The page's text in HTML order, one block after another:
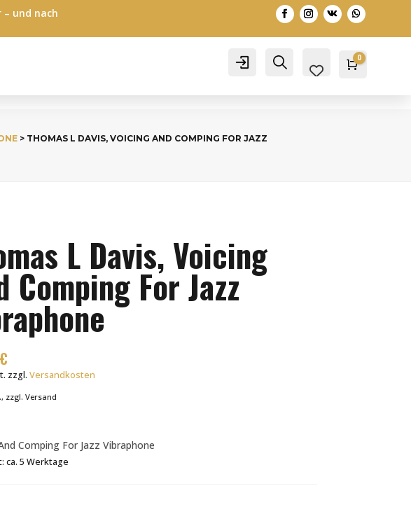
– und nach
Account Search 0
> THOMAS L DAVIS, VOICING AND COMPING FOR JAZZ
L Davis, Voicing
Comping For Jazz
€
zzgl. Versandkosten
zzgl. Versand
Comping For Jazz Vibraphone
ca. 5 Werktage